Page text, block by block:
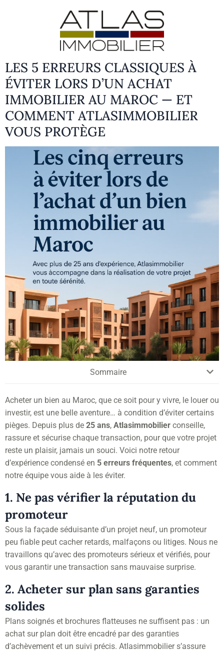
LES 5 ERREURS CLASSIQUES À
ÉVITER LORS D’UN ACHAT
IMMOBILIER AU MAROC — ET
COMMENT ATLASIMMOBILIER
VOUS PROTÈGE
Sommaire
Acheter un bien au Maroc, que ce soit pour y vivre, le louer ou
investir, est une belle aventure… à condition d’éviter certains
pièges. Depuis plus de 25 ans, Atlasimmobilier conseille,
rassure et sécurise chaque transaction, pour que votre projet
reste un plaisir, jamais un souci. Voici notre retour
d’expérience condensé en 5 erreurs fréquentes, et comment
notre équipe vous aide à les éviter.
1. Ne pas vérifier la réputation du
promoteur
Sous la façade séduisante d’un projet neuf, un promoteur
peu fiable peut cacher retards, malfaçons ou litiges. Nous ne
travaillons qu’avec des promoteurs sérieux et vérifiés, pour
vous garantir une transaction sans mauvaise surprise.
2. Acheter sur plan sans garanties
solides
Plans soignés et brochures flatteuses ne suffisent pas : un
achat sur plan doit être encadré par des garanties
d’achèvement et un suivi précis. Atlasimmobilier s’assure